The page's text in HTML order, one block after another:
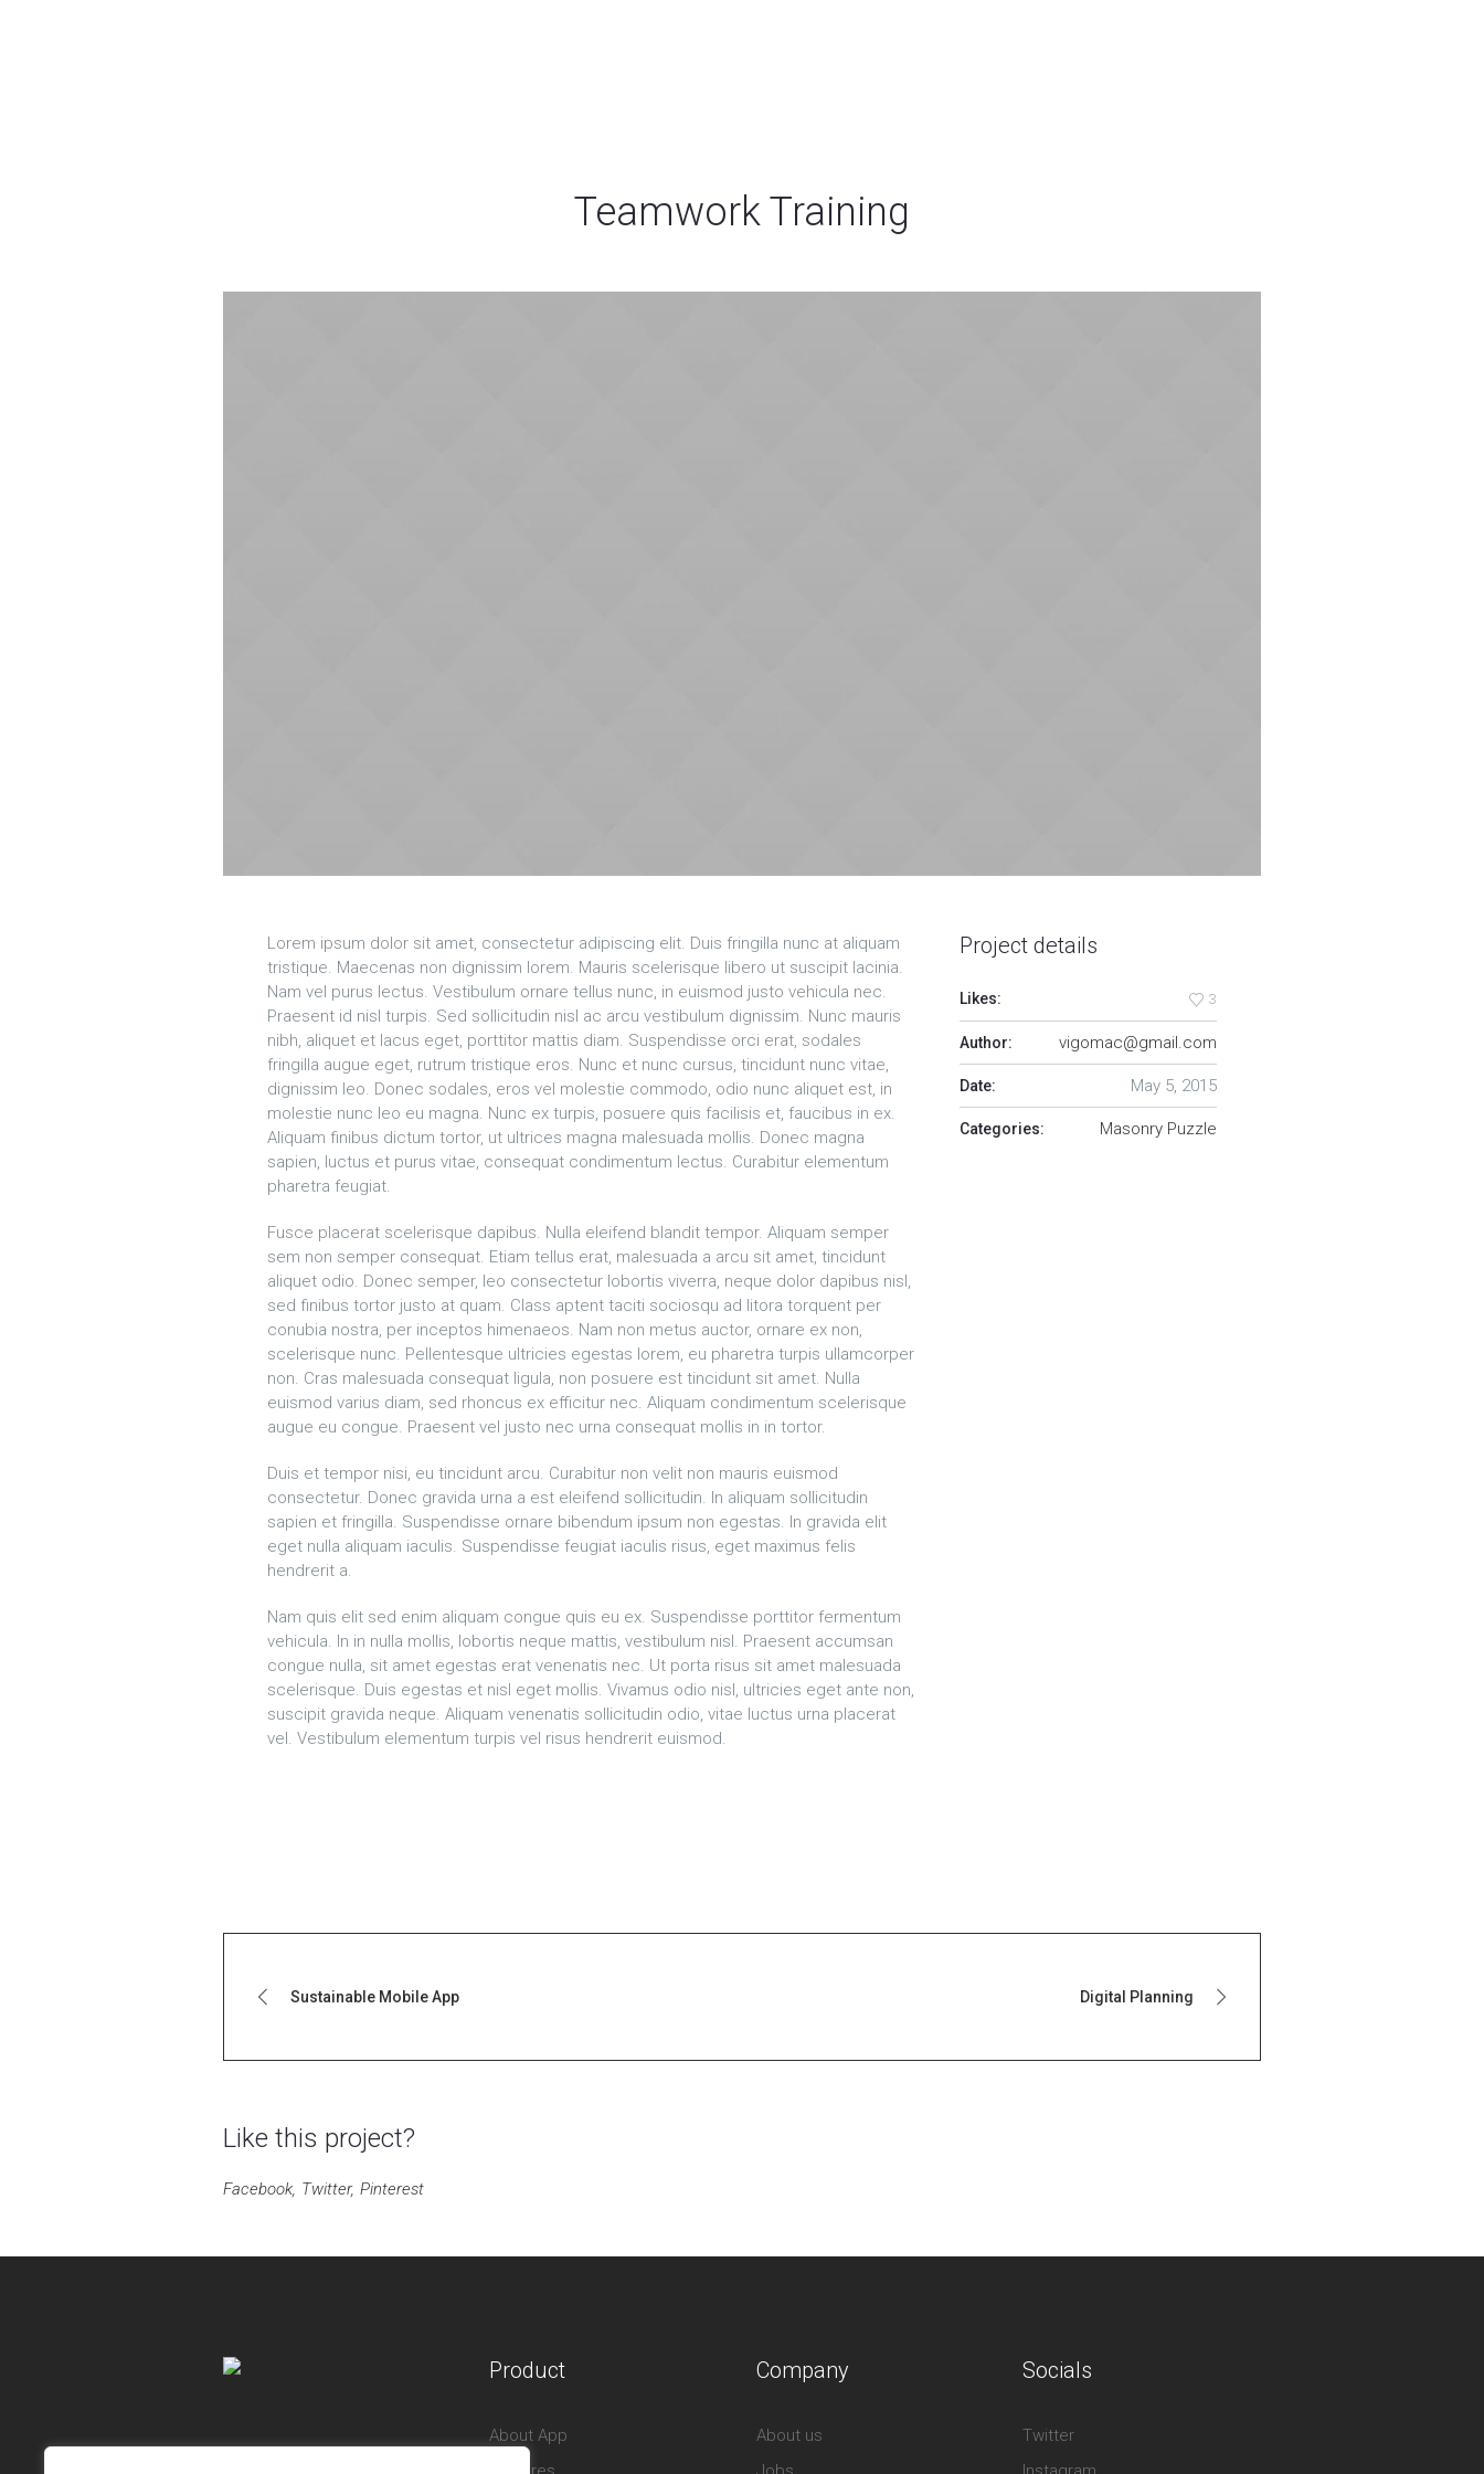
Teamwork Training
Lorem ipsum dolor sit amet, consectetur adipiscing elit. Duis fringilla nunc at aliquam
tristique. Maecenas non dignissim lorem. Mauris scelerisque libero ut suscipit lacinia.
Nam vel purus lectus. Vestibulum ornare tellus nunc, in euismod justo vehicula nec.
Praesent id nisl turpis. Sed sollicitudin nisl ac arcu vestibulum dignissim. Nunc mauris
nibh, aliquet et lacus eget, porttitor mattis diam. Suspendisse orci erat, sodales
fringilla augue eget, rutrum tristique eros. Nunc et nunc cursus, tincidunt nunc vitae,
dignissim leo. Donec sodales, eros vel molestie commodo, odio nunc aliquet est, in
molestie nunc leo eu magna. Nunc ex turpis, posuere quis facilisis et, faucibus in ex.
Aliquam finibus dictum tortor, ut ultrices magna malesuada mollis. Donec magna
sapien, luctus et purus vitae, consequat condimentum lectus. Curabitur elementum
pharetra feugiat.
Fusce placerat scelerisque dapibus. Nulla eleifend blandit tempor. Aliquam semper
sem non semper consequat. Etiam tellus erat, malesuada a arcu sit amet, tincidunt
aliquet odio. Donec semper, leo consectetur lobortis viverra, neque dolor dapibus nisl,
sed finibus tortor justo at quam. Class aptent taciti sociosqu ad litora torquent per
conubia nostra, per inceptos himenaeos. Nam non metus auctor, ornare ex non,
scelerisque nunc. Pellentesque ultricies egestas lorem, eu pharetra turpis ullamcorper
non. Cras malesuada consequat ligula, non posuere est tincidunt sit amet. Nulla
euismod varius diam, sed rhoncus ex efficitur nec. Aliquam condimentum scelerisque
augue eu congue. Praesent vel justo nec urna consequat mollis in in tortor.
Duis et tempor nisi, eu tincidunt arcu. Curabitur non velit non mauris euismod
consectetur. Donec gravida urna a est eleifend sollicitudin. In aliquam sollicitudin
sapien et fringilla. Suspendisse ornare bibendum ipsum non egestas. In gravida elit
eget nulla aliquam iaculis. Suspendisse feugiat iaculis risus, eget maximus felis
hendrerit a.
Nam quis elit sed enim aliquam congue quis eu ex. Suspendisse porttitor fermentum
vehicula. In in nulla mollis, lobortis neque mattis, vestibulum nisl. Praesent accumsan
congue nulla, sit amet egestas erat venenatis nec. Ut porta risus sit amet malesuada
scelerisque. Duis egestas et nisl eget mollis. Vivamus odio nisl, ultricies eget ante non,
suscipit gravida neque. Aliquam venenatis sollicitudin odio, vitae luctus urna placerat
vel. Vestibulum elementum turpis vel risus hendrerit euismod.
Project details
Likes: 3
Author: vigomac@gmail.com
Date: May 5, 2015
Categories: Masonry Puzzle
Sustainable Mobile App Digital Planning
Like this project?
Facebook Twitter Pinterest
Product
About App
Company
About us
Socials
Twitter